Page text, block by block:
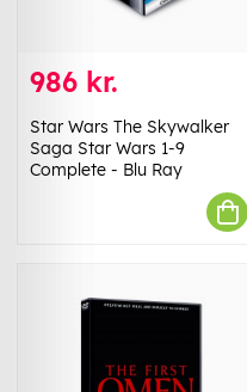
986 kr.
Star Wars The Skywalker
Saga Star Wars 1-9
Complete - Blu Ray